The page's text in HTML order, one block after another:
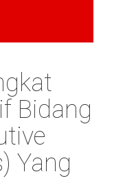
Bidang
Yang